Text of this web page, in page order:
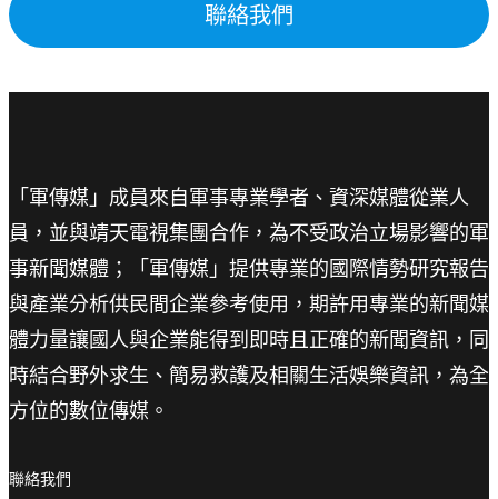
聯絡我們
「軍傳媒」成員來自軍事專業學者、資深媒體從業人
員，並與靖天電視集團合作，為不受政治立場影響的軍
事新聞媒體；「軍傳媒」提供專業的國際情勢研究報告
與產業分析供民間企業參考使用，期許用專業的新聞媒
體力量讓國人與企業能得到即時且正確的新聞資訊，同
時結合野外求生、簡易救護及相關生活娛樂資訊，為全
方位的數位傳媒。
聯絡我們